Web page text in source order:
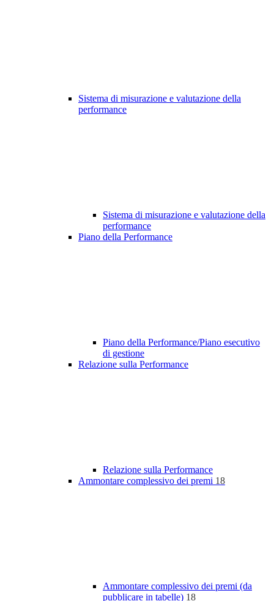
Sistema di misurazione e valutazione della
performance
Sistema di misurazione e valutazione della
performance
Piano della Performance
Piano della Performance/Piano esecutivo
di gestione
Relazione sulla Performance
Relazione sulla Performance
Ammontare complessivo dei premi 18
Ammontare complessivo dei premi (da
pubblicare in tabelle) 18